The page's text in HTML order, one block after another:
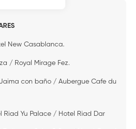
New Casablanca.
/ Royal Mirage Fez.
con baño / Aubergue Cafe du
Riad Yu Palace / Hotel Riad Dar